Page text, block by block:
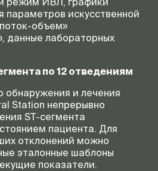
параметров искусственной
объем»
, данные лабораторных
по 12 отведениям
обнаружения и лечения
Station непрерывно
ST-сегмента
пациента. Для
отклонений можно
эталонные шаблоны
показатели.